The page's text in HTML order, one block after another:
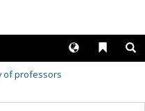
Liens
Langues
of professors